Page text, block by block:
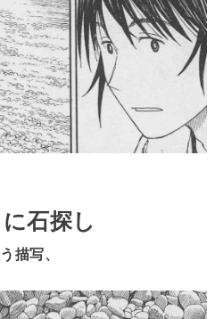
石探し
描写、